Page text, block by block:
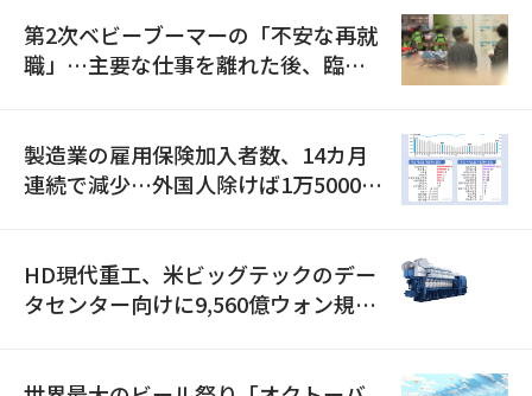
第2次ベビーブーマーの「不安な再就
職」…主要な仕事を離れた後、臨時
製造業の雇用保険加入者数、14カ月
連続で減少…外国人除けば1万5000人
HD現代重工、米ビッグテックのデー
タセンター向けに9,560億ウォン規模